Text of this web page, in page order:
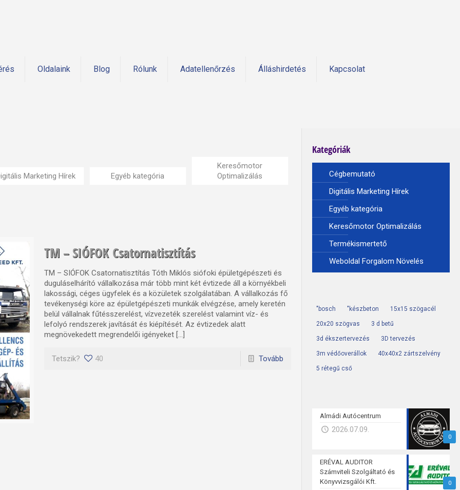
Oldalaink Blog Rólunk Adatellenőrzés Álláshirdetés Kapcsolat
Marketing Hírek Egyéb kategória
Keresőmotor
Optimalizálás
TM – SIÓFOK Csatornatisztítás
TM – SIÓFOK Csatornatisztítás Tóth Miklós siófoki épületgépészeti és
duguláselhárító vállalkozása már több mint két évtizede áll a környékbeli
lakossági, céges ügyfelek és a közületek szolgálatában. A vállalkozás fő
tevékenységi köre az épületgépészeti munkák elvégzése, amely keretén
belül vállalnak fűtésszerelést, vízvezeték szerelést valamint víz- és
lefolyó rendszerek javítását és kiépítését. Az évtizedek alatt
megnövekedett megrendelői igényeket […]
Tetszik? 40 Tovább
Kategóriák
Cégbemutató
Digitális Marketing Hírek
Egyéb kategória
Keresőmotor Optimalizálás
Termékismertető
Weboldal Forgalom Növelés
"bosch "készbeton 15x15 szögacél
20x20 szögvas 3 d betű
3d ékszertervezés 3D tervezés
3m védőoverállok 40x40x2 zártszelvény
5 rétegű cső
0
Almádi Autócentrum
2026.07.09.
0
ERÉVAL AUDITOR
Számviteli Szolgáltató és
Könyvvizsgálói Kft.